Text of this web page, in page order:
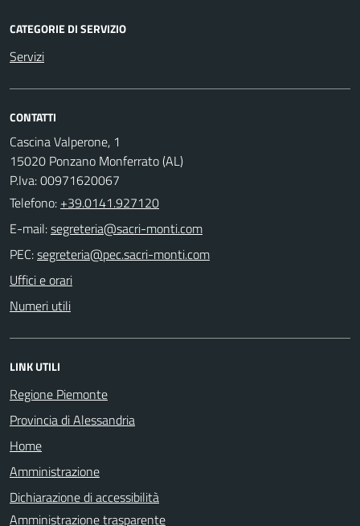
CATEGORIE DI SERVIZIO
Servizi
CONTATTI
Cascina Valperone, 1
15020 Ponzano Monferrato (AL)
P.Iva: 00971620067
Telefono: +39.0141.927120
E-mail:
PEC:
Uffici e orari
Numeri utili
LINK UTILI
Regione Piemonte
Provincia di Alessandria
Home
Amministrazione
Dichiarazione di accessibilità
Amministrazione trasparente